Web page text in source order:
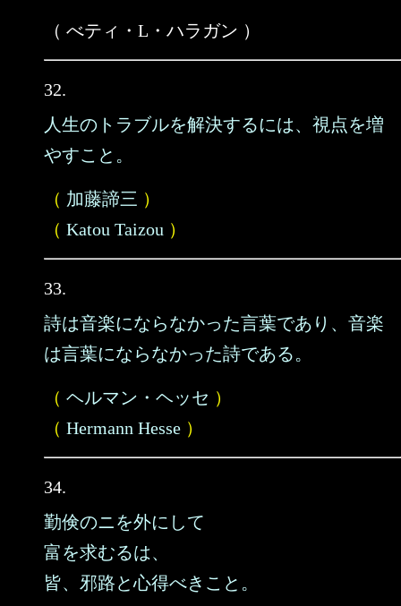
（ べティ・L・ハラガン ）
32.
人生のトラブルを解決するには、視点を増
やすこと。
（ 加藤諦三 ）
（ Katou Taizou ）
33.
詩は音楽にならなかった言葉であり、音楽
は言葉にならなかった詩である。
（ ヘルマン・ヘッセ ）
（ Hermann Hesse ）
34.
勤倹のニを外にして
富を求むるは、
皆、邪路と心得べきこと。